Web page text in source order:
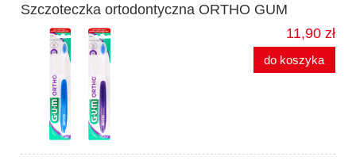
Szczoteczka ortodontyczna ORTHO GUM
11,90 zł
do koszyka